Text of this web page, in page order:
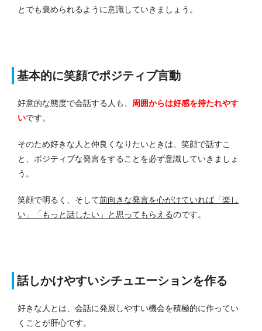
とでも褒められるように意識していきましょう。
基本的に笑顔でポジティブ言動
好意的な態度で会話する人も、 周囲からは好感を持たれやす
いです。
そのため好きな人と仲良くなりたいときは、笑顔で話すこ
と、ポジティブな発言をすることを必ず意識していきましょ
う。
笑顔で明るく、そして前向きな発言を心がけていれば「楽し
い」「もっと話したい」と思ってもらえるのです。
話しかけやすいシチュエーションを作る
好きな人とは、会話に発展しやすい機会を積極的に作ってい
くことが肝心です。